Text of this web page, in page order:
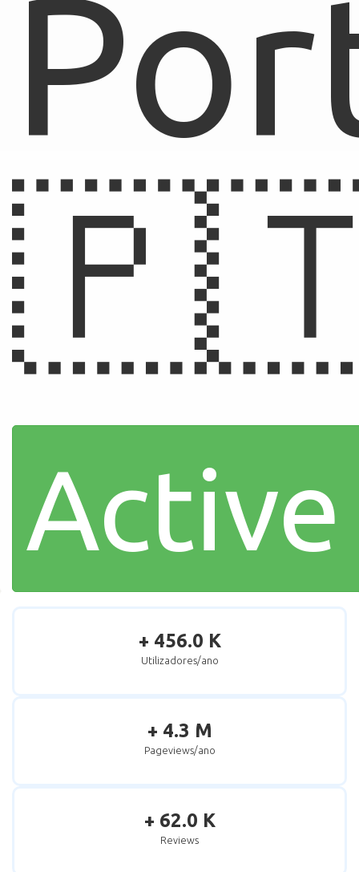
+ 456.0 K
Utilizadores/ano
+ 4.3 M
Pageviews/ano
+ 62.0 K
Reviews